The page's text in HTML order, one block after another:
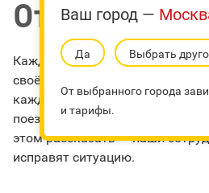
Отзывы
Каждый день почти тысяча
своё имущество. Для
каждый из них остался
поездки что-то пойдет не так,
этом рассказать — наши
исправят ситуацию.
Ваш город —
Да Выбрать
От выбранного города
и тарифы.